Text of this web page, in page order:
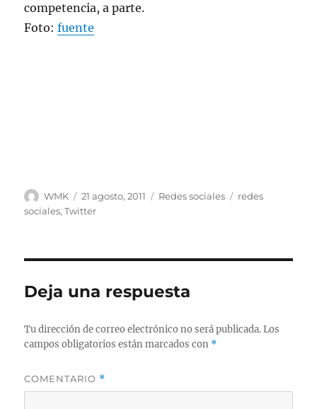
competencia, a parte.
Foto:fuente
Autor
WMK
Publicado
el
21 agosto, 2011 Categorías
Redes sociales Etiquetas
redes
sociales,Twitter
Deja una respuesta
Tu dirección de correo electrónico no será publicada. Los
campos obligatorios están marcados con *
COMENTARIO *